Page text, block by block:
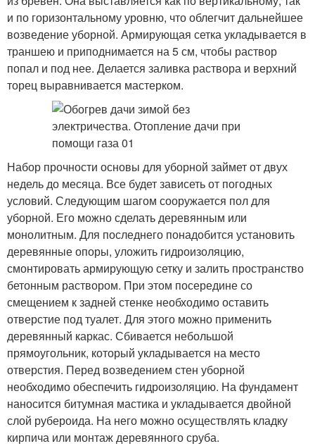
и по горизонтальному уровню, что облегчит дальнейшее
возведение уборной. Армирующая сетка укладывается в
траншею и приподнимается на 5 см, чтобы раствор
попал и под нее. Делается заливка раствора и верхний
торец выравнивается мастерком.
Набор прочности основы для уборной займет от двух
недель до месяца. Все будет зависеть от погодных
условий. Следующим шагом сооружается пол для
уборной. Его можно сделать деревянным или
монолитным. Для последнего понадобится установить
деревянные опоры, уложить гидроизоляцию,
смонтировать армирующую сетку и залить пространство
бетонным раствором. При этом посередине со
смещением к задней стенке необходимо оставить
отверстие под туалет. Для этого можно применить
деревянный каркас. Сбивается небольшой
прямоугольник, который укладывается на место
отверстия. Перед возведением стен уборной
необходимо обеспечить гидроизоляцию. На фундамент
наносится битумная мастика и укладывается двойной
слой рубероида. На него можно осуществлять кладку
кирпича или монтаж деревянного сруба.